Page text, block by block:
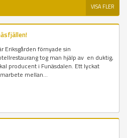
VISA FLER
Eriksgården förnyade sin
tog man hjälp av en duktig,
producent i Funäsdalen. Ett lyckat
mellan...